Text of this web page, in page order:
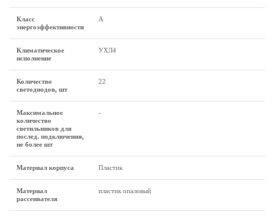
Класс
энергоэффективности
A
Климатическое
исполнение
УХЛ4
Количество
светодиодов, шт
22
Максимальное
количество
светильников для
послед. подключения,
не более шт
-
Материал корпуса Пластик
Материал
рассеивателя
пластик опаловый